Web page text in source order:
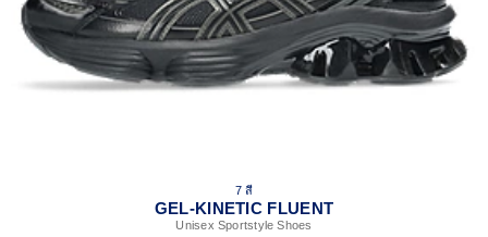
7 สี
GEL-KINETIC FLUENT
Unisex Sportstyle Shoes